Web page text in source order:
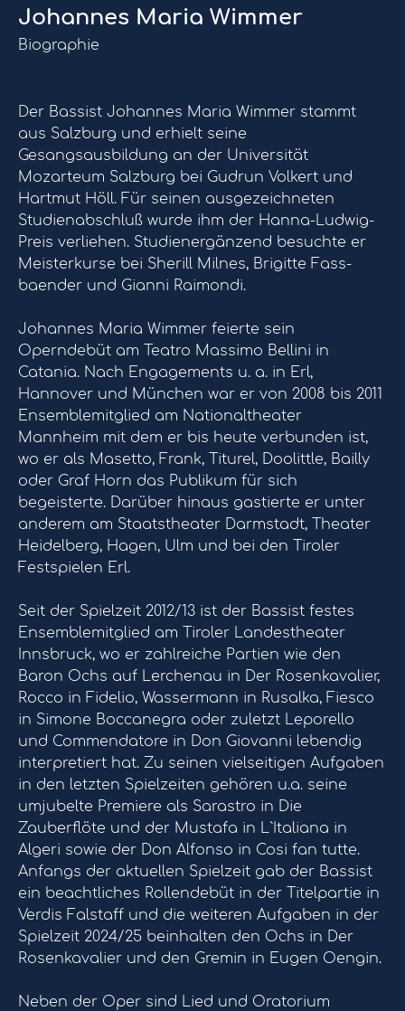
Johannes Maria Wimmer
Biographie
Der Bassist Johannes Maria Wimmer stammt
aus Salzburg und erhielt seine
Gesangsausbildung an der Universität
Mozarteum Salzburg bei Gudrun Volkert und
Hartmut Höll. Für seinen ausgezeichneten
Studienabschluß wurde ihm der Hanna-Ludwig-
Preis verliehen. Studienergänzend besuchte er
Meisterkurse bei Sherill Milnes, Brigitte Fass-
baender und Gianni Raimondi.
Johannes Maria Wimmer feierte sein
Operndebüt am Teatro Massimo Bellini in
Catania. Nach Engagements u. a. in Erl,
Hannover und München war er von 2008 bis 2011
Ensemblemitglied am Nationaltheater
Mannheim mit dem er bis heute verbunden ist,
wo er als Masetto, Frank, Titurel, Doolittle, Bailly
oder Graf Horn das Publikum für sich
begeisterte. Darüber hinaus gastierte er unter
anderem am Staatstheater Darmstadt, Theater
Heidelberg, Hagen, Ulm und bei den Tiroler
Festspielen Erl.
Seit der Spielzeit 2012/13 ist der Bassist festes
Ensemblemitglied am Tiroler Landestheater
Innsbruck, wo er zahlreiche Partien wie den
Baron Ochs auf Lerchenau in Der Rosenkavalier,
Rocco in Fidelio, Wassermann in Rusalka, Fiesco
in Simone Boccanegra oder zuletzt Leporello
und Commendatore in Don Giovanni lebendig
interpretiert hat. Zu seinen vielseitigen Aufgaben
in den letzten Spielzeiten gehören u.a. seine
umjubelte Premiere als Sarastro in Die
Zauberflöte und der Mustafa in L`Italiana in
Algeri sowie der Don Alfonso in Cosi fan tutte.
Anfangs der aktuellen Spielzeit gab der Bassist
ein beachtliches Rollendebüt in der Titelpartie in
Verdis Falstaff und die weiteren Aufgaben in der
Spielzeit 2024/25 beinhalten den Ochs in Der
Rosenkavalier und den Gremin in Eugen Oengin.
Neben der Oper sind Lied und Oratorium